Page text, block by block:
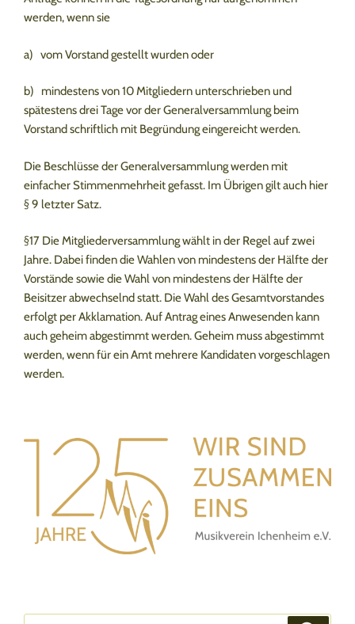
werden, wenn sie
a) vom Vorstand gestellt wurden oder
b) mindestens von 10 Mitgliedern unterschrieben und
spätestens drei Tage vor der Generalversammlung beim
Vorstand schriftlich mit Begründung eingereicht werden.
Die Beschlüsse der Generalversammlung werden mit
einfacher Stimmenmehrheit gefasst. Im Übrigen gilt auch hier
§ 9 letzter Satz.
§17 Die Mitgliederversammlung wählt in der Regel auf zwei
Jahre. Dabei finden die Wahlen von mindestens der Hälfte der
Vorstände sowie die Wahl von mindestens der Hälfte der
Beisitzer abwechselnd statt. Die Wahl des Gesamtvorstandes
erfolgt per Akklamation. Auf Antrag eines Anwesenden kann
auch geheim abgestimmt werden. Geheim muss abgestimmt
werden, wenn für ein Amt mehrere Kandidaten vorgeschlagen
werden.